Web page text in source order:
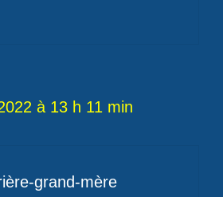
à 13 h 11 min
grand-mère